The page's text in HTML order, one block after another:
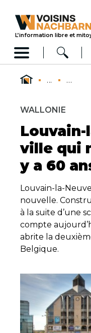
L’information libre et
... ...
WALLONIE
Louvain-
ville qui
y a 60
Louvain-la-
nouvelle.
à la suite d’une
compte
abrite la
Belgique.